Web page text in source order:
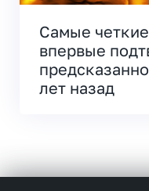
Самые
впервые
лет назад